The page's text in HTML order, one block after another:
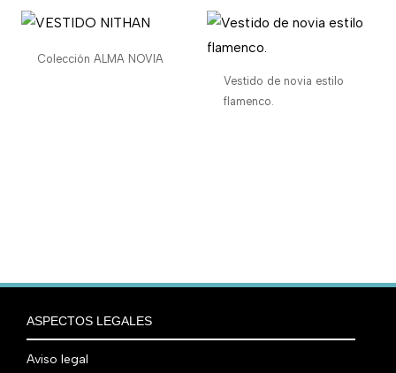
Colección ALMA NOVIA
Vestido de novia estilo
flamenco.
ASPECTOS LEGALES
Aviso legal